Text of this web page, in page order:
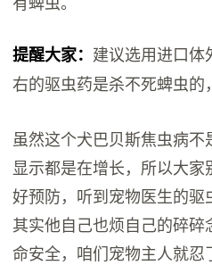
提醒大家： 建议选用进口体
右的驱虫药是杀不死蜱虫的
虽然这个犬巴贝斯焦虫病
显示都是在增长，所以大
好预防，听到宠物医生的驱
其实他自己也烦自己的碎
命安全，咱们宠物主人就忍